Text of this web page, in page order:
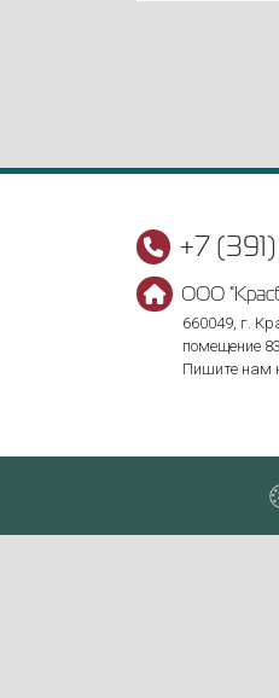
+7
ООО
660049, г.
помещение 83
Пишите нам